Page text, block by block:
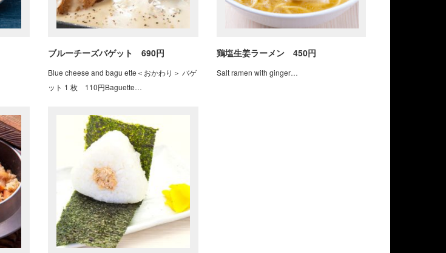
ブルーチーズバゲット 690円
Blue cheese and bagu ette＜おかわり＞ バゲ
ット 1 枚 110円Baguette…
鶏塩生姜ラーメン 450円
Salt ramen with ginger…